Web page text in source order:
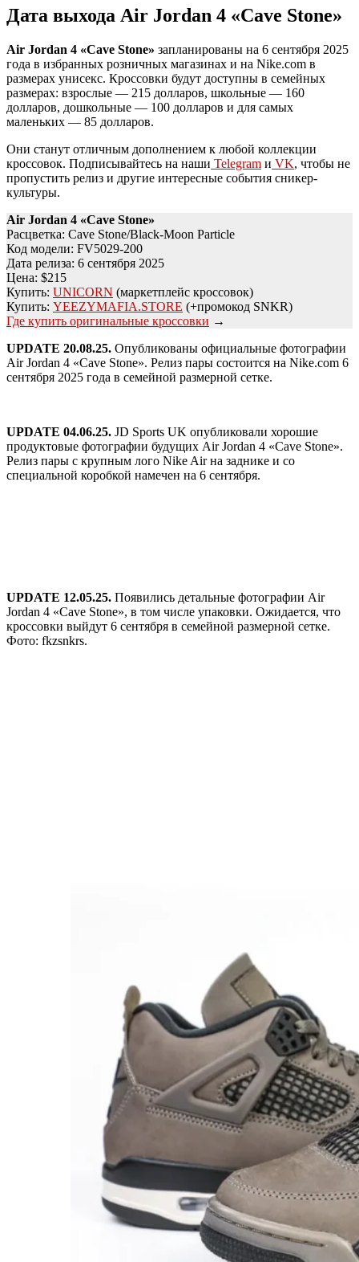
Дата выхода Air Jordan 4 «Cave Stone»
Air Jordan 4 «Cave Stone» запланированы на 6 сентября 2025
года в избранных розничных магазинах и на Nike.com в
размерах унисекс. Кроссовки будут доступны в семейных
размерах: взрослые — 215 долларов, школьные — 160
долларов, дошкольные — 100 долларов и для самых
маленьких — 85 долларов.
Они станут отличным дополнением к любой коллекции
кроссовок. Подписывайтесь на наши Telegram и VK, чтобы не
пропустить релиз и другие интересные события сникер-
культуры.
Air Jordan 4 «Cave Stone»
Расцветка: Cave Stone/Black-Moon Particle
Код модели: FV5029-200
Дата релиза: 6 сентября 2025
Цена: $215
Купить: UNICORN (маркетплейс кроссовок)
Купить: YEEZYMAFIA.STORE (+промокод SNKR)
Где купить оригинальные кроссовки →
UPDATE 20.08.25. Опубликованы официальные фотографии
Air Jordan 4 «Cave Stone». Релиз пары состоится на Nike.com 6
сентября 2025 года в семейной размерной сетке.
UPDATE 04.06.25. JD Sports UK опубликовали хорошие
продуктовые фотографии будущих Air Jordan 4 «Cave Stone».
Релиз пары с крупным лого Nike Air на заднике и со
специальной коробкой намечен на 6 сентября.
UPDATE 12.05.25. Появились детальные фотографии Air
Jordan 4 «Cave Stone», в том числе упаковки. Ожидается, что
кроссовки выйдут 6 сентября в семейной размерной сетке.
Фото: fkzsnkrs.